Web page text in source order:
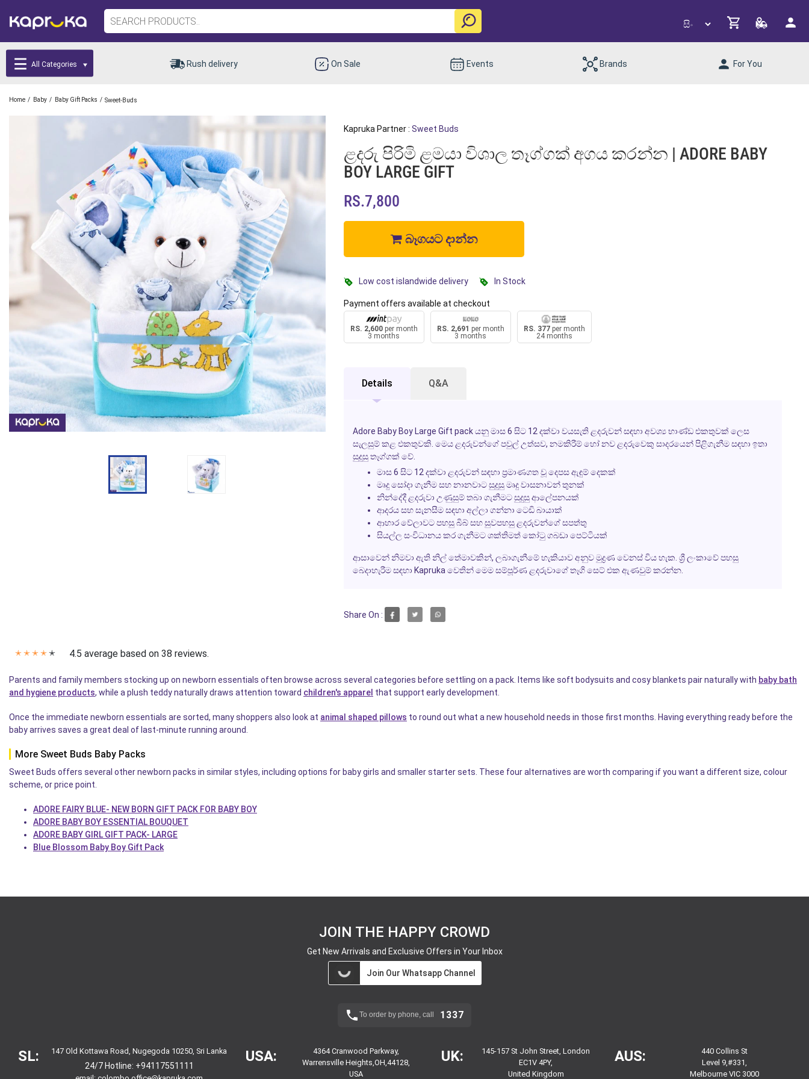
All Categories Rush delivery On Sale Events Brands For You
Home / Baby / Baby Gift Packs / Sweet-Buds
Kapruka Partner : Sweet Buds
ළදරු පිරිමි ළමයා විශාල තෑග්ගක් අගය කරන්න | ADORE BABY
BOY LARGE GIFT
RS.7,800
බෑගයට දාන්න
Low cost islandwide delivery In Stock
Payment offers available at checkout
RS. 2,600per month
3 months
RS. 2,691 per month
3 months
RS. 377per month
24 months
Details Q&A
Adore Baby Boy Large Gift pack යනු මාස 6 සිට 12 දක්වා වයසැති ළදරුවන් සඳහා අවශ්‍ය භාණ්ඩ එකතුවක් ලෙස
සැලසුම් කළ එකතුවකි. මෙය ළදරුවන්ගේ පවුල් උත්සව, නමකිරීම් හෝ නව ළදරුවෙකු සාදරයෙන් පිළිගැනීම සඳහා ඉතා
සුදුසු තෑග්ගක් වේ.
මාස 6 සිට 12 දක්වා ළදරුවන් සඳහා ප්‍රමාණගත වූ දෙපස ඇඳුම් දෙකක්
මෘදු සෝදා ගැනීම සහ නානවාට සුදුසු මෘදු වාසනාවන් තුනක්
නින්දේදී ළදරුවා උණුසුම් තබා ගැනීමට සුදුසු ආලේපනයක්
ආදරය සහ සැනසීම සඳහා අල්ලා ගන්නා ටෙඩි බායාක්
ආහාර වේලාවට පහසු බිබ් සහ සුවපහසු ළදරුවන්ගේ සපත්තු
සියල්ල සංවිධානය කර ගැනීමට ශක්තිමත් කෝටු ගබඩා පෙට්ටියක්
ආසාවෙන් නිමවා ඇති නිල් තේමාවකින්, ලබාගැනීමේ හැකියාව අනුව මුද්‍රණ වෙනස් විය හැක. ශ්‍රී ලංකාවේ පහසු
බෙදාහැරීම සඳහා Kapruka වෙතින් මෙම සම්පූර්ණ ළදරුවාගේ තෑගි සෙට් එක ඇණවුම් කරන්න.
Share On :
✭ ✭ ✭ ✭ ✭ 4.5 average based on 38 reviews.
Parents and family members stocking up on newborn essentials often browse across several categories before settling on a pack. Items like soft bodysuits and cosy blankets pair naturally with baby bath
and hygiene products, while a plush teddy naturally draws attention toward children's apparel that support early development.
Once the immediate newborn essentials are sorted, many shoppers also look at animal shaped pillows to round out what a new household needs in those first months. Having everything ready before the
baby arrives saves a great deal of last-minute running around.
More Sweet Buds Baby Packs
Sweet Buds offers several other newborn packs in similar styles, including options for baby girls and smaller starter sets. These four alternatives are worth comparing if you want a different size, colour
scheme, or price point.
ADORE FAIRY BLUE- NEW BORN GIFT PACK FOR BABY BOY
ADORE BABY BOY ESSENTIAL BOUQUET
ADORE BABY GIRL GIFT PACK- LARGE
Blue Blossom Baby Boy Gift Pack
JOIN THE HAPPY CROWD
Get New Arrivals and Exclusive Offers in Your Inbox
Join Our Whatsapp Channel
To order by phone, call 1337
SL: 147 Old Kottawa Road, Nugegoda 10250, Sri Lanka
24/7 Hotline: +94117551111
USA:
4364 Cranwood Parkway,
Warrensville Heights,OH,44128,
USA
UK:
145-157 St John Street, London
EC1V 4PY,
United Kingdom
AUS:
440 Collins St
Level 9,#331,
Melbourne VIC 3000